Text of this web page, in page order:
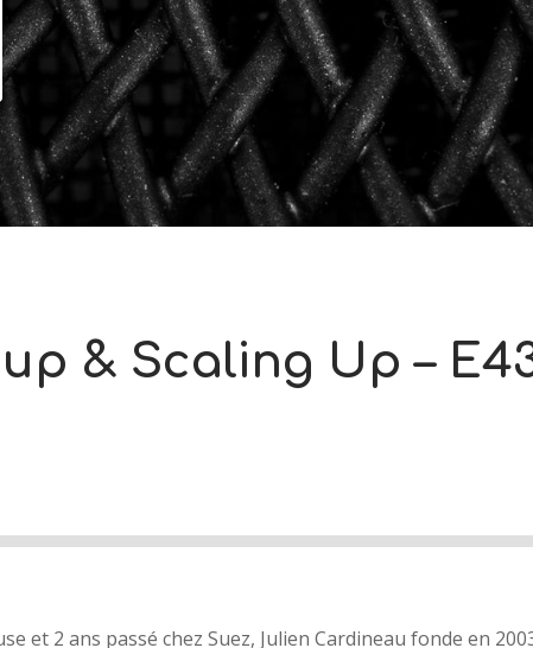
& Scaling Up –
et 2 ans passé chez Suez, Julien Cardineau fonde en